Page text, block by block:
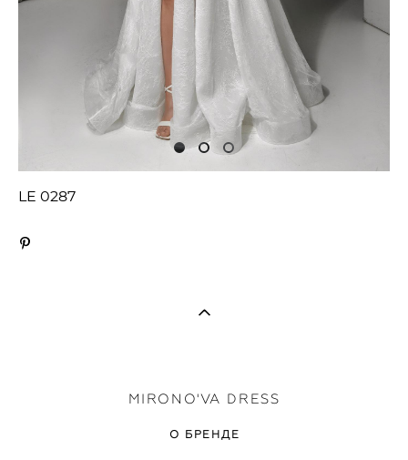
LE 0287
MIRONO'VA DRESS
О БРЕНДЕ